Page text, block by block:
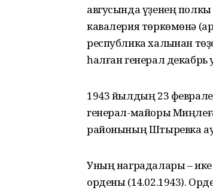
авгусында үҙенең
кавалерия төркөмөнә
республика халҡынан
һалған генерал
1943 йылдың 23
генерал-майоры
районының Штыревка
Уның наградалары –
ордены (14.02.1943).